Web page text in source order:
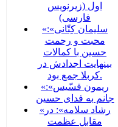
اول (زیرنویس
فارسی)
«سلیمان کِتّانی»:
محبت و رحمت
حسین با کمالات
بینهایت اجدادش در
کربلا جمع بود.
«ریمون قسّیس»:
جانم به فدای حسین
«رشاد سلامه»: در
مقابل عظمت